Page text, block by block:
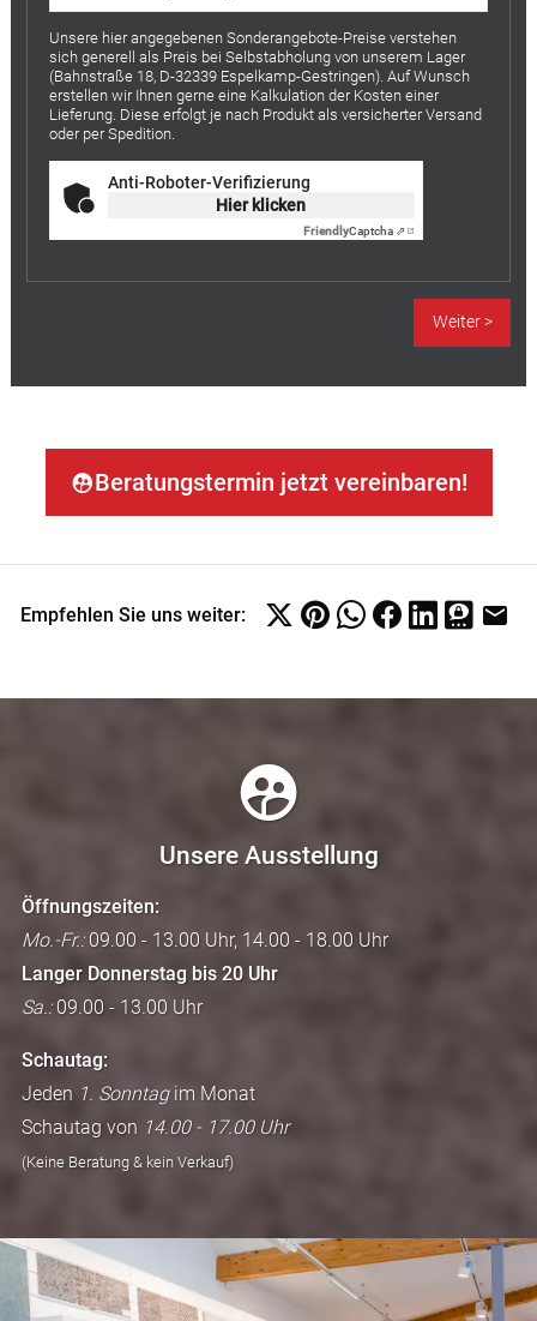
Unsere hier angegebenen Sonderangebote-Preise verstehen
sich generell als Preis bei Selbstabholung von unserem Lager
(Bahnstraße 18, D-32339 Espelkamp-Gestringen). Auf Wunsch
erstellen wir Ihnen gerne eine Kalkulation der Kosten einer
Lieferung. Diese erfolgt je nach Produkt als versicherter Versand
oder per Spedition.
Anti-Roboter-Verifizierung
Hier klicken
FriendlyCaptcha ⇗
Beratungstermin jetzt vereinbaren!
Empfehlen Sie uns weiter:
Unsere Ausstellung
Öffnungszeiten:
Mo.-Fr.:09.00 - 13.00 Uhr, 14.00 - 18.00 Uhr
Langer Donnerstag bis 20 Uhr
Sa.:09.00 - 13.00 Uhr
Schautag:
Jeden 1. Sonntagim Monat
Schautag von 14.00 - 17.00 Uhr
(Keine Beratung & kein Verkauf)